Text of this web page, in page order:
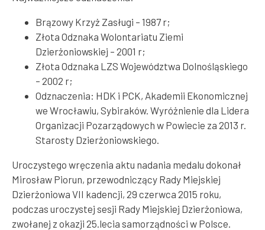
Brązowy Krzyż Zasługi – 1987 r;
Złota Odznaka Wolontariatu Ziemi
Dzierżoniowskiej – 2001 r;
Złota Odznaka LZS Województwa Dolnośląskiego
– 2002 r;
Odznaczenia: HDK i PCK, Akademii Ekonomicznej
we Wrocławiu, Sybiraków. Wyróżnienie dla Lidera
Organizacji Pozarządowych w Powiecie za 2013 r.
Starosty Dzierżoniowskiego.
Uroczystego wręczenia aktu nadania medalu dokonał
Mirosław Piorun, przewodniczący Rady Miejskiej
Dzierżoniowa VII kadencji, 29 czerwca 2015 roku,
podczas uroczystej sesji Rady Miejskiej Dzierżoniowa,
zwołanej z okazji 25.lecia samorządności w Polsce.